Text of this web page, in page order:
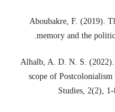
Aboubakre, F. (2019).
memory and the
Alhalb, A. D. N. S. (2022).
scope of
Studies, 2(2),